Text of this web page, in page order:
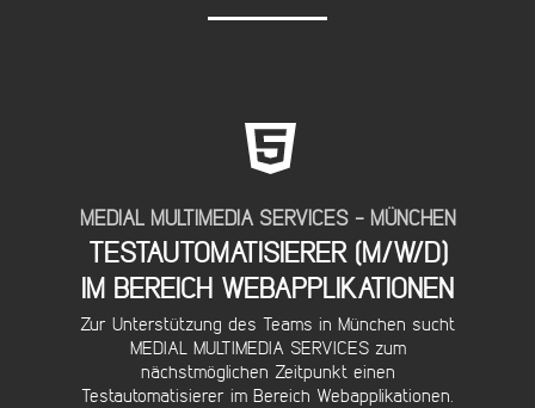
MEDIAL MULTIMEDIA SERVICES - MÜNCHEN
TESTAUTOMATISIERER (M/W/D)
IM BEREICH WEBAPPLIKATIONEN
Zur Unterstützung des Teams in München sucht
MEDIAL MULTIMEDIA SERVICES zum
nächstmöglichen Zeitpunkt einen
Testautomatisierer im Bereich Webapplikationen.
DETAILS...